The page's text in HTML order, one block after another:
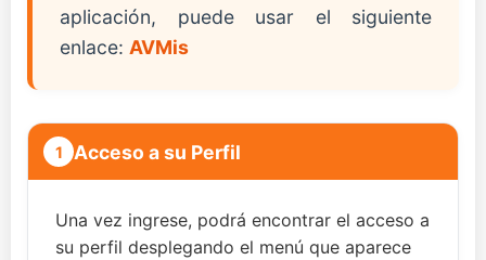
aplicación, puede usar el siguiente
enlace: AVMis
1 Acceso a su Perfil
Una vez ingrese, podrá encontrar el acceso a
su perfil desplegando el menú que aparece